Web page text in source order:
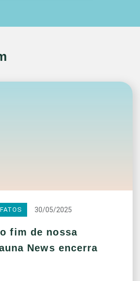
30/05/2025
fim de nossa
News encerra